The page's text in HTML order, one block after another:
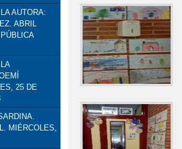
AUTORA:
ABRIL
25 DE
MIÉRCOLES,